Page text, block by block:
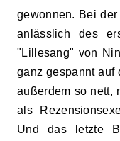
gewonnen. Bei
anlässlich des
" Lillesang" von
ganz gespannt auf
außerdem so nett,
als
Und das letzte